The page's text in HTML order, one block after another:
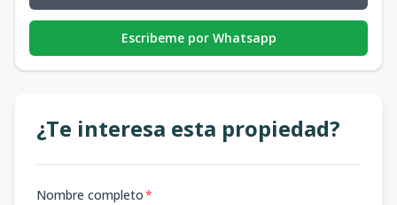
Escribeme por Whatsapp
¿Te interesa esta propiedad?
Nombre completo*